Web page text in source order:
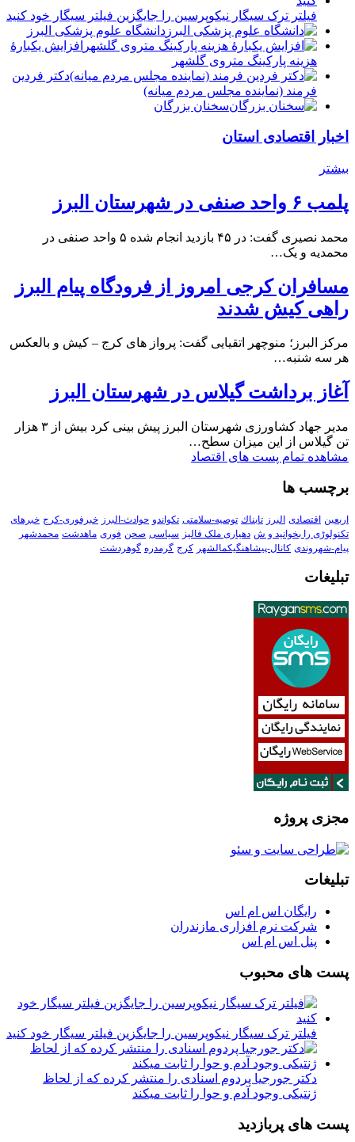
فیلتر ترک سیگار نیکوپرسین را جایگزین فیلتر سیگار خود کنید
دانشگاه علوم پزشکی البرز
افزایش یکبارۀ
هزینه پارکینگ متروی گلشهر
دكتر فردين
فرمند (نماينده مجلس مردم میانه)
سخنان بزرگان
اخبار اقتصادی استان
بیشتر
پلمب ۶ واحد صنفی در شهرستان البرز
محمد نصیری گفت: در ۴۵ بازدید انجام شده ۵ واحد صنفی در
محمدیه و یک…
مسافران کرجی امروز از فرودگاه پیام البرز
راهی کیش شدند
مرکز البرز؛ منوچهر اتقیایی گفت: پرواز های کرج – کیش و بالعکس
هر سه شنبه…
آغاز برداشت گیلاس در شهرستان البرز
مدیر جهاد کشاورزی شهرستان البرز پیش بینی کرد بیش از ۳ هزار
تن گیلاس از این میزان سطح…
مشاهده تمام پست های اقتصاد
برچسب ها
اربعین اقتصادی البرز تابناك توصیه-سلامتی تکواندو حوادث-البرز خبرفوری-کرج خبرهای
تکنولوڑی را بخوانید و ش دهیاری ملک فالیز سیاسی صحن فوری ماهدشت محمدشهر
پیام-شهروندی کانال-پیشاهنگیکمالشهر کرج گرمدره گوهردشت
تبلیغات
مجزی پروژه
تبلیغات
رایگان اس ام اس
شرکت نرم افزاری مازندران
پنل اس ام اس
پست های محبوب
فیلتر ترک سیگار نیکوپرسین را جایگزین فیلتر سیگار خود کنید
دکتر جورجیا پردوم اسنادی را منتشر کرده که از لحاظ
ژنتیکی وجود آدم و حوا را ثابت میکند
پست های پربازدید